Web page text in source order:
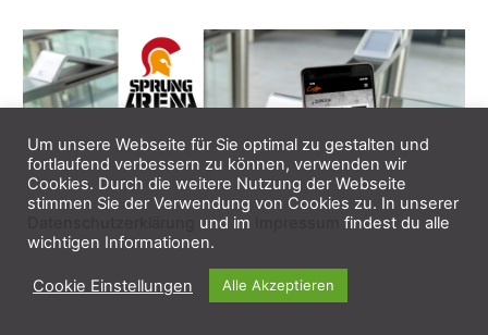
Kasse + Tickets in der SprungArena
Um unsere Webseite für Sie optimal zu gestalten und
fortlaufend verbessern zu können, verwenden wir
Cookies. Durch die weitere Nutzung der Webseite
stimmen Sie der Verwendung von Cookies zu. In unserer
und im
findest du alle
wichtigen Informationen.
Cookie Einstellungen Alle Akzeptieren